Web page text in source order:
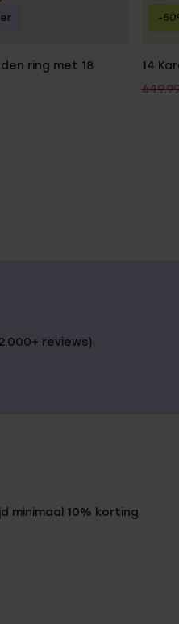
ring met 18
14
-
reviews)
minimaal 10% korting